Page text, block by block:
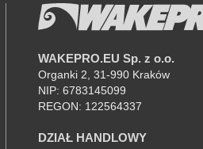
WAKEPRO.EU Sp. z o.o.
Organki 2, 31-990 Kraków
NIP: 6783145099
REGON: 122564337
DZIAŁ HANDLOWY